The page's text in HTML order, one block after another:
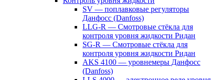
SV — поплавковые регуляторы
Данфосс (Danfoss)
LLG-R — Смотровые стёкла для
контроля уровня жидкости Ридан
SG-R — Смотровые стёкла для
контроля уровня жидкости Ридан
AKS 4100 — уровнемеры Данфосс
(Danfoss)